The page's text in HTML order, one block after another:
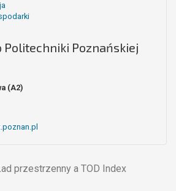
Poznańskiej
(A2)
przestrzenny a TOD Index